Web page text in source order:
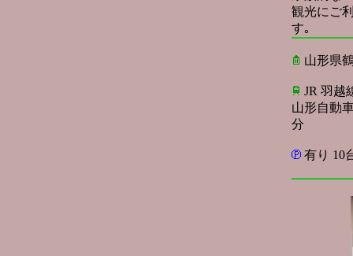
観光にご
す｡
山形県
JR 羽越
山形自動
分
有り 10